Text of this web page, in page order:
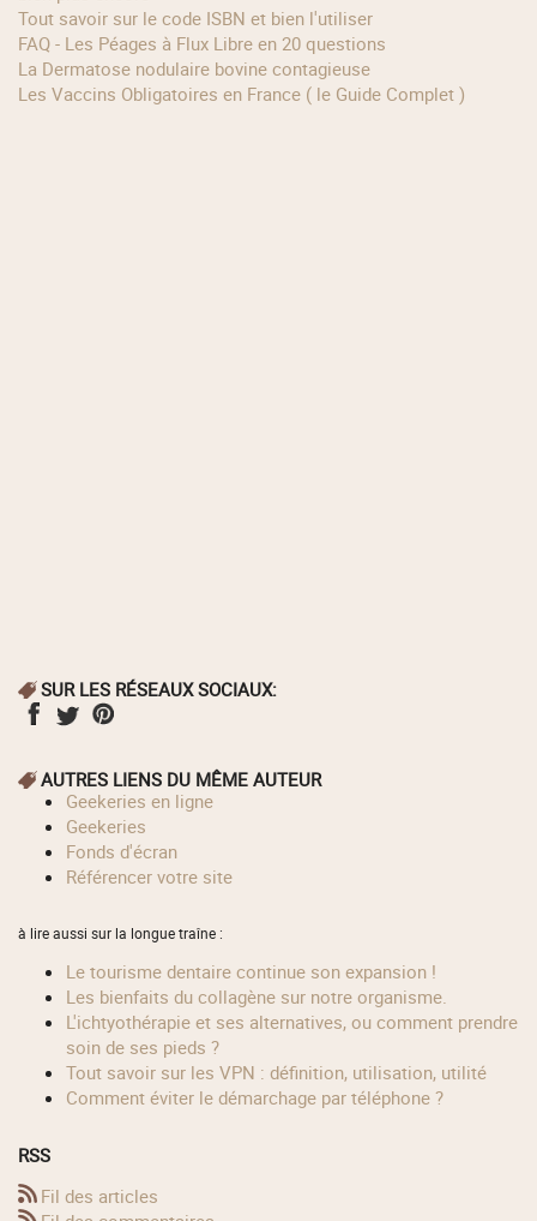
Tout savoir sur le code ISBN et bien l'utiliser
FAQ - Les Péages à Flux Libre en 20 questions
La Dermatose nodulaire bovine contagieuse
Les Vaccins Obligatoires en France ( le Guide Complet )
SUR LES RÉSEAUX SOCIAUX:
AUTRES LIENS DU MÊME AUTEUR
geekeries en ligne
geekeries
fonds d'écran
référencer votre site
à lire aussi sur la longue traîne :
Le tourisme dentaire continue son expansion !
Les bienfaits du collagène sur notre organisme.
L'ichtyothérapie et ses alternatives, ou comment prendre
soin de ses pieds ?
Tout savoir sur les VPN : définition, utilisation, utilité
Comment éviter le démarchage par téléphone ?
RSS
Fil des articles